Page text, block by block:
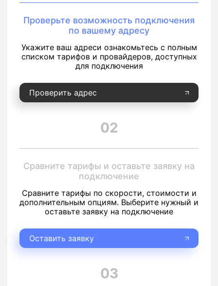
Проверьте возможность подключения
по вашему адресу
Укажите ваш адреси ознакомьтесь с полным
списком тарифов и провайдеров, доступных
для подключения
Проверить адрес
02
Сравните тарифы и оставьте заявку на
подключение
Сравните тарифы по скорости, стоимости и
дополнительным опциям. Выберите нужный и
оставьте заявку на подключение
Оставить заявку
03